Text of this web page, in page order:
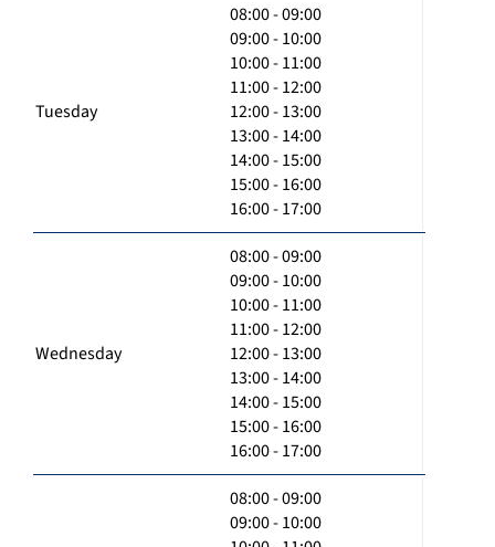
Tuesday
08:00 - 09:00
09:00 - 10:00
10:00 - 11:00
11:00 - 12:00
12:00 - 13:00
13:00 - 14:00
14:00 - 15:00
15:00 - 16:00
16:00 - 17:00
Wednesday
08:00 - 09:00
09:00 - 10:00
10:00 - 11:00
11:00 - 12:00
12:00 - 13:00
13:00 - 14:00
14:00 - 15:00
15:00 - 16:00
16:00 - 17:00
08:00 - 09:00
09:00 - 10:00